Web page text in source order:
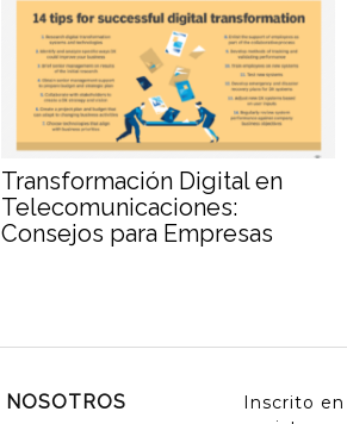
Transformación Digital en
Telecomunicaciones:
Consejos para Empresas
NOSOTROS
Inscrito en